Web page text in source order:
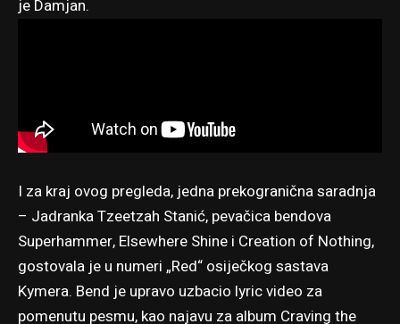
je Damjan.
I za kraj ovog pregleda, jedna prekogranična saradnja
– Jadranka Tzeetzah Stanić, pevačica bendova
Superhammer, Elsewhere Shine i Creation of Nothing,
gostovala je u numeri „Red“ osiječkog sastava
Kymera. Bend je upravo uzbacio lyric video za
pomenutu pesmu, kao najavu za album Craving the